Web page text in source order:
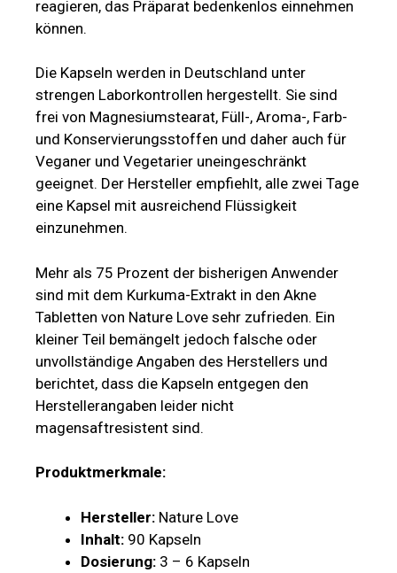
reagieren, das Präparat bedenkenlos einnehmen
können.
Die Kapseln werden in Deutschland unter
strengen Laborkontrollen hergestellt. Sie sind
frei von Magnesiumstearat, Füll-, Aroma-, Farb-
und Konservierungsstoffen und daher auch für
Veganer und Vegetarier uneingeschränkt
geeignet. Der Hersteller empfiehlt, alle zwei Tage
eine Kapsel mit ausreichend Flüssigkeit
einzunehmen.
Mehr als 75 Prozent der bisherigen Anwender
sind mit dem Kurkuma-Extrakt in den Akne
Tabletten von Nature Love sehr zufrieden. Ein
kleiner Teil bemängelt jedoch falsche oder
unvollständige Angaben des Herstellers und
berichtet, dass die Kapseln entgegen den
Herstellerangaben leider nicht
magensaftresistent sind.
Produktmerkmale:
Hersteller: Nature Love
Inhalt: 90 Kapseln
Dosierung: 3 – 6 Kapseln